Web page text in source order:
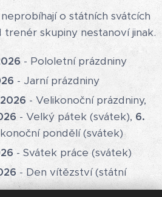
o státních svátcích
trenér skupiny nestanoví jinak.
- Pololetní prázdniny
- Jarní prázdniny
- Velikonoční prázdniny,
- Velký pátek (svátek), 6.
pondělí (svátek)
- Svátek práce (svátek)
- Den vítězství (státní